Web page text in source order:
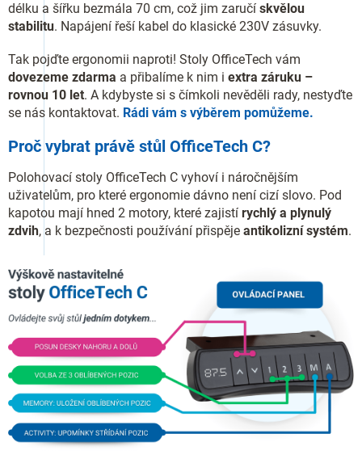
délku a šířku bezmála 70 cm, což jim zaručí skvělou
stabilitu. Napájení řeší kabel do klasické 230V zásuvky.
Tak pojďte ergonomii naproti! Stoly OfficeTech vám
dovezeme zdarma a přibalíme k nim i extra záruku –
rovnou 10 let. A kdybyste si s čímkoli nevěděli rady, nestyďte
se nás kontaktovat. Rádi vám s výběrem pomůžeme.
Proč vybrat právě stůl OfficeTech C?
Polohovací stoly OfficeTech C vyhoví i náročnějším
uživatelům, pro které ergonomie dávno není cizí slovo. Pod
kapotou mají hned 2 motory, které zajistí rychlý a plynulý
zdvih, a k bezpečnosti používání přispěje antikolizní systém.